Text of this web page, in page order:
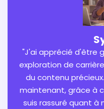
"J'ai apprécié d'être
exploration de
du contenu
maintenant, grâce à
suis rassuré quant